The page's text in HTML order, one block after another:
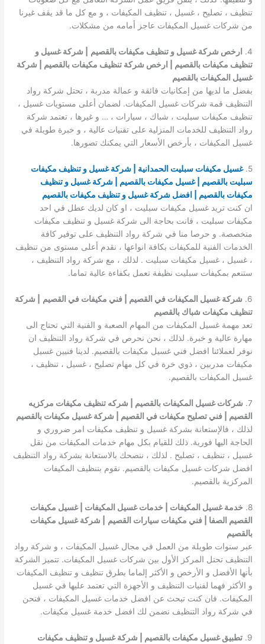
تنظيف ، تصليح ، غسيل ، تنظيف المكيفات ، و مع كل ما قد يقف غيرنا
من شركات غسيل المكيفات عاجز أمامه من مشكلات.
4. ارخص شركة غسيل و تنظيف مكيفات بالقصيم
| شركة غسيل و
تنظيف مكيفات بالقصيم | ارخص شركة تنظيف مكيفات بالقصيم | شركة
غسيل المكيفات بالقصيم
بفضل ما لديها من إمكانيات فائقة و عمالة مدربة ، تحتل شركة رواد
التنظيف قمة شركات غسيل المكيفات. لضمان أعلى مستويات غسيل ،
تنظيف مكيفات سبليت ، شباك ، سيارات ، … و غيرها ، تعتمد شركة
رواد التنظيف للخدمات المنزلية على تقنيات عالية ، و خبرة طويلة في
غسيل المكيفات ، بأرخص الأسعار التي يمكنك تصورها.
5. غسيل مكيفات سبليت الحمدانية | شركة غسيل و تنظيف مكيفات
سبليت بالقصيم | غسيل مكيفات بالقصيم | شركة غسيل و تنظيف
مكيفات بالقصيم | افضل شركة غسيل و تنظيف مكيفات بالقصيم
ان كنت تريد غسيل مكيفات سبليت ، او كان لديك عطل في احد
مكيفات سبليت ، فانت بحاجة الى شركة غسيل و تنظيف مكيفات
متخصصة. و حرصا منا في شركة رواد التنظيف على توفير كافة
الخدمات الفنية للمكيفات بكافة انواعها ، نقدم أعلى مستوى من تنظيف
، غسيل ، غسيل مكيفات سبليت . لذلك ، مع شركة رواد التنظيف ،
ستنعم بمكيفات سبليت نظيفة تعمل بكفاءة عالية تماما.
6. شركة غسيل المكيفات في القصيم | فني مكيفات في القصيم
| شركة
تنظيف مكيفات شباك بالقصيم
تعد مهمة غسيل المكيفات من المهام الصعبة و الفنية التي تحتاج الى
مهارة عالية و خبرة. لذلك ، نحن نحرص في شركة رواد التنظيف ان
نوفر لعملائنا افضل فني غسيل مكيفات بالقصيم. لدينا فنيين غسيل
مكيفات مدربين ، ذوي خرة في كل مهام تصليح ، غسيل ، تنظيف ،
غسيل المكيفات بالقصيم.
7. شركات غسيل المكيفات بالقصيم | شركه تنظيف مكيفات مركزيه
القصيم | فني تصليح مكيفات في القصيم | شركة غسيل مكيفات بالقصيم
لذلك ، فالإستعانة بشركة غسيل و تنظيف مكيفات امر ضروري و
الحاجة اليها فورية. ذلك للقيام بكل مهام خدمات المكيفات من نقل
غسيل ، تنظيف ، تصليح . لذلك ، ننصحك بالاستعانة بشركة رواد التنظيف
افضل شركات غسيل مكيفات بالقصيم. نقوم بتنظيف المكيفات
المركزية بالقصيم.
8.
خدمة غسيل المكيفات | خدمات غسيل المكيفات | غسيل مكيفات
القصيم الصفا | فني مكيفات سيارات القصيم
| شركة غسيل مكيفات
بالقصيم
عبر سنوات طويلة من العمل في مجال غسيل المكيفات ، و شركة رواد
التنظيف تحتل المركز الأول بين شركات غسيل المكيفات. تتميز الشركة
بأنها الأفضل و الأرخص و الأكثر إلماما بطرق تنظيف و تنظيف المكيفات
و الأكثر فهما لفنيات التنظيف و الأجهزة التي تعتمد عليها في غسيل
المكيفات. فان كنت تبحث عن افضل خدمات غسيل المكيفات ، فنحن
في شركة رواد التنظيف نضمن لك افضل خدمة غسيل مكيفات.
9. تطبيق غسيل مكيفات بالقصيم | شركة غسيل و تنظيف مكيفات